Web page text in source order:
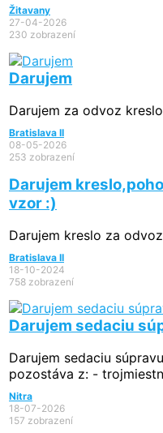
Žitavany
27-04-2026
230 zobrazení
Darujem
Darujem za odvoz
Bratislava II
08-05-2026
253 zobrazení
Darujem
vzor :)
Darujem kreslo za odvoz
Bratislava II
18-10-2024
758 zobrazení
Darujem sedaciu
Darujem sedaciu
pozostáva z: -
Nitra
18-07-2026
157 zobrazení